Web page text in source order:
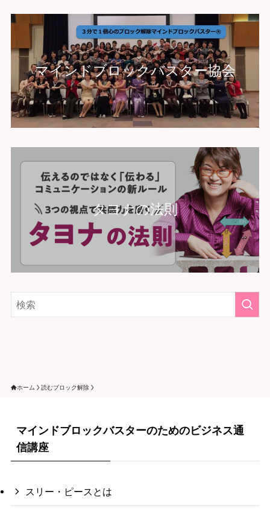
マインドブロックバスター協会
タヨナの法則
ホーム 読むブロック解除
マインドブロックバスターのためのビジネス通
信講座
スリー・ピースとは